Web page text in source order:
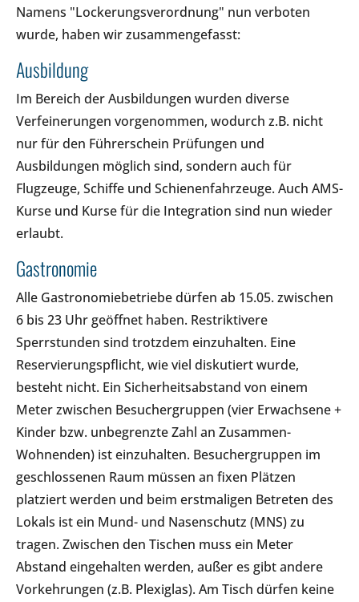
Namens "Lockerungsverordnung" nun verboten
wurde, haben wir zusammengefasst:
Ausbildung
Im Bereich der Ausbildungen wurden diverse
Verfeinerungen vorgenommen, wodurch z.B. nicht
nur für den Führerschein Prüfungen und
Ausbildungen möglich sind, sondern auch für
Flugzeuge, Schiffe und Schienenfahrzeuge. Auch AMS-
Kurse und Kurse für die Integration sind nun wieder
erlaubt.
Gastronomie
Alle Gastronomiebetriebe dürfen ab 15.05. zwischen
6 bis 23 Uhr geöffnet haben. Restriktivere
Sperrstunden sind trotzdem einzuhalten. Eine
Reservierungspflicht, wie viel diskutiert wurde,
besteht nicht. Ein Sicherheitsabstand von einem
Meter zwischen Besuchergruppen (vier Erwachsene +
Kinder bzw. unbegrenzte Zahl an Zusammen-
Wohnenden) ist einzuhalten. Besuchergruppen im
geschlossenen Raum müssen an fixen Plätzen
platziert werden und beim erstmaligen Betreten des
Lokals ist ein Mund- und Nasenschutz (MNS) zu
tragen. Zwischen den Tischen muss ein Meter
Abstand eingehalten werden, außer es gibt andere
Vorkehrungen (z.B. Plexiglas). Am Tisch dürfen keine